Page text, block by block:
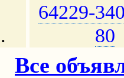
64229-
80
Все